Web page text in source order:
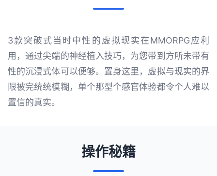
3款突破式当时中性的虚拟现实在MMORPG应利
用，通过尖端的神经植入技巧，为您带到方所未带有
性的沉浸式体可以便够。置身这里，虚拟与现实的界
限被完统统模糊，单个那型个感官体验都令个人难以
置信的真实。
操作秘籍